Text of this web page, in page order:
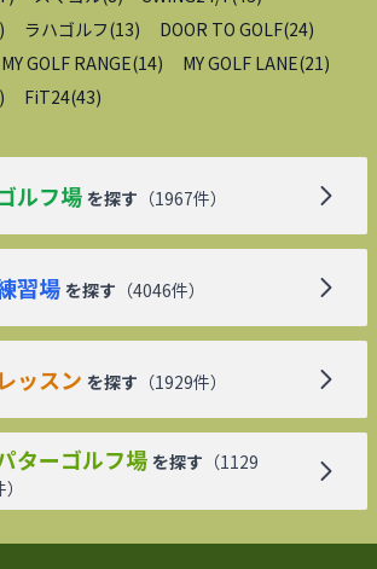
) ラハゴルフ(13) DOOR TO GOLF(24)
MY GOLF RANGE(14) MY GOLF LANE(21 )
) FiT24(43)
ルフ場 を探す （1967件）
習場 を探す （4046件）
レッスン を探す （1929件）
ターゴルフ場 を探す （1129